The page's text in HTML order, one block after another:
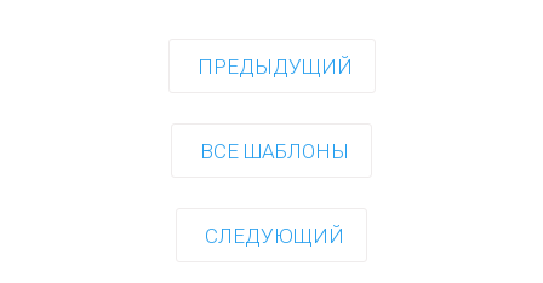
ПРЕДЫДУЩИЙ
ВСЕ ШАБЛОНЫ
СЛЕДУЮЩИЙ